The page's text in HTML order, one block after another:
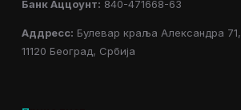
Банк Аццоунт: 840-471668-63
Аддресс: Булевар краља Александра 71,
11120 Београд, Србија